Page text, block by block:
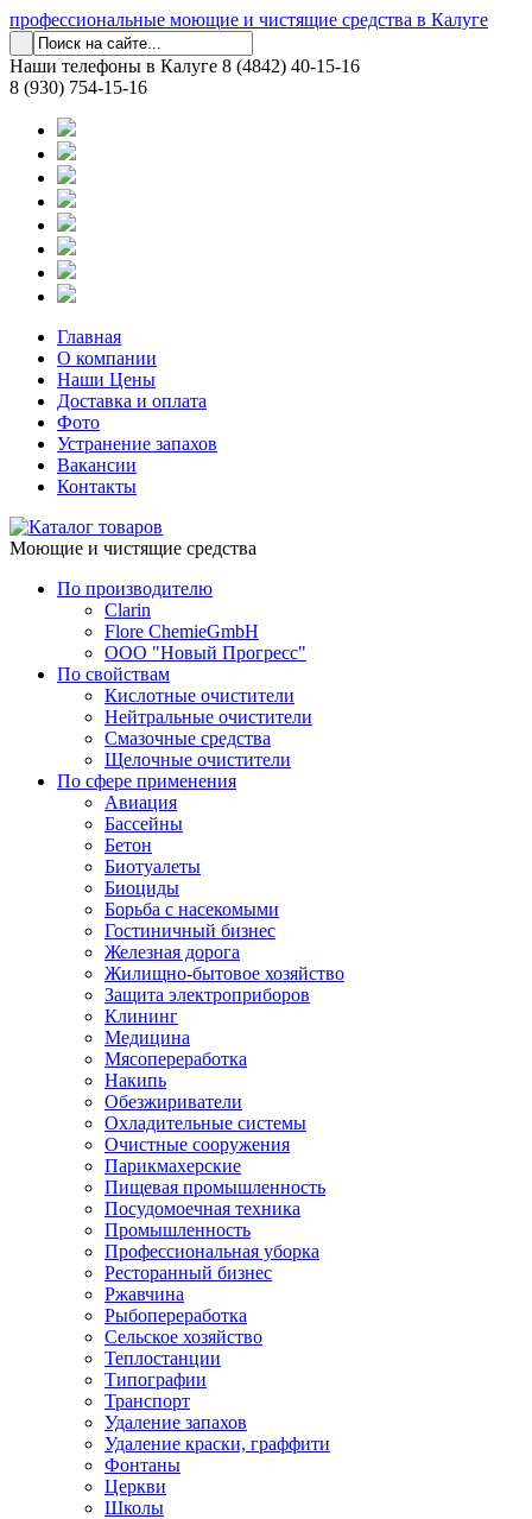
профессиональные моющие и чистящие средства в Калуге
Наши телефоны в Калуге 8 (4842) 40-15-16
8 (930) 754-15-16
Главная
О компании
Наши Цены
Доставка и оплата
Фото
Устранение запахов
Вакансии
Контакты
Моющие и чистящие средства
По производителю
Clarin
Flore ChemieGmbH
ООО "Новый Прогресс"
По свойствам
Кислотные очистители
Нейтральные очистители
Смазочные средства
Щелочные очистители
По сфере применения
Авиация
Бассейны
Бетон
Биотуалеты
Биоциды
Борьба с насекомыми
Гостиничный бизнес
Железная дорога
Жилищно-бытовое хозяйство
Защита электроприборов
Клининг
Медицина
Мясопереработка
Накипь
Обезжириватели
Охладительные системы
Очистные сооружения
Парикмахерские
Пищевая промышленность
Посудомоечная техника
Промышленность
Профессиональная уборка
Ресторанный бизнес
Ржавчина
Рыбопереработка
Сельское хозяйство
Теплостанции
Типографии
Транспорт
Удаление запахов
Удаление краски, граффити
Фонтаны
Церкви
Школы